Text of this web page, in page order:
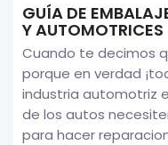
GUÍA DE
Y AUTOMOTRICES
Cuando te decimos
porque en verdad
industria automotriz
de los autos
para hacer